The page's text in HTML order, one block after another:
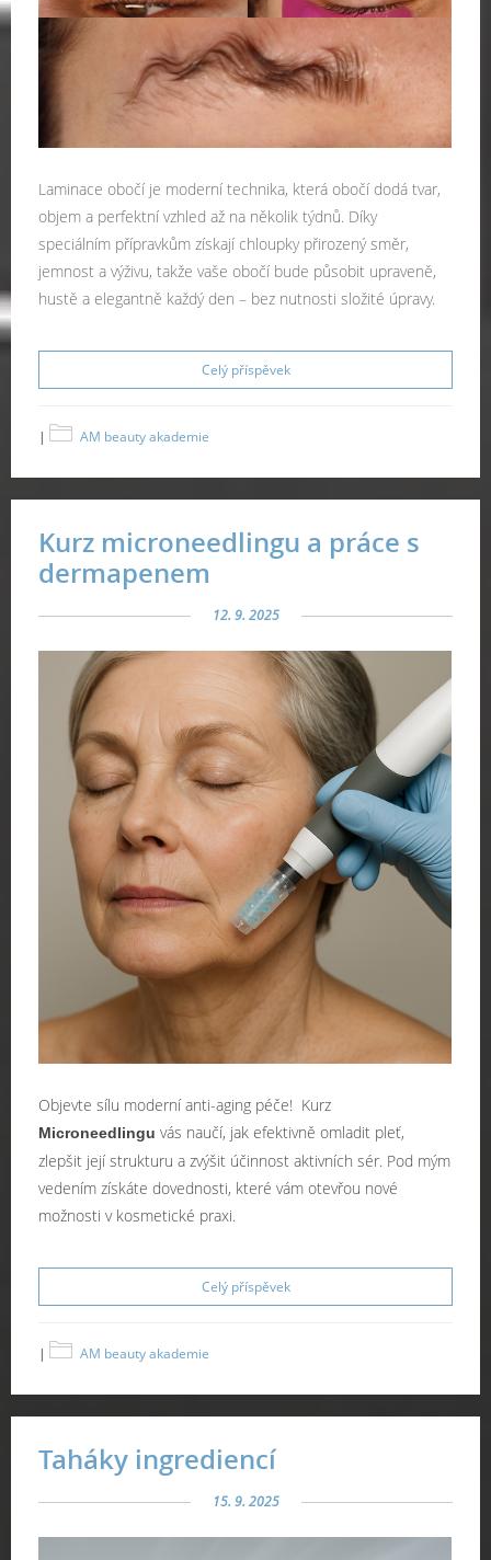
Laminace obočí je moderní technika, která obočí dodá tvar,
objem a perfektní vzhled až na několik týdnů. Díky
speciálním přípravkům získají chloupky přirozený směr,
jemnost a výživu, takže vaše obočí bude působit upraveně,
hustě a elegantně každý den – bez nutnosti složité úpravy.
Celý příspěvek
| AM beauty akademie
Kurz microneedlingu a práce s
dermapenem
12. 9. 2025
Objevte sílu moderní anti-aging péče! Kurz
Microneedlingu vás naučí, jak efektivně omladit pleť,
zlepšit její strukturu a zvýšit účinnost aktivních sér. Pod mým
vedením získáte dovednosti, které vám otevřou nové
možnosti v kosmetické praxi.
Celý příspěvek
| AM beauty akademie
Taháky ingrediencí
15. 9. 2025